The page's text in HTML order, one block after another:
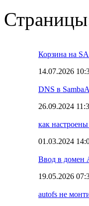
Корзина на
14.07.2026
DNS в
26.09.2024
как
01.03.2024
Ввод в домен
19.05.2026
autofs не